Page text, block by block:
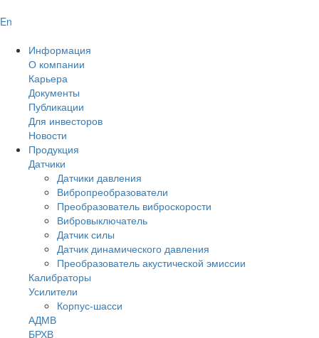
En
Информация
О компании
Карьера
Документы
Публикации
Для инвесторов
Новости
Продукция
Датчики
Датчики давления
Вибропреобразователи
Преобразователь виброскорости
Вибровыключатель
Датчик силы
Датчик динамического давления
Преобразователь акустической эмиссии
Калибраторы
Усилители
Корпус-шасси
АДМВ
БРХВ